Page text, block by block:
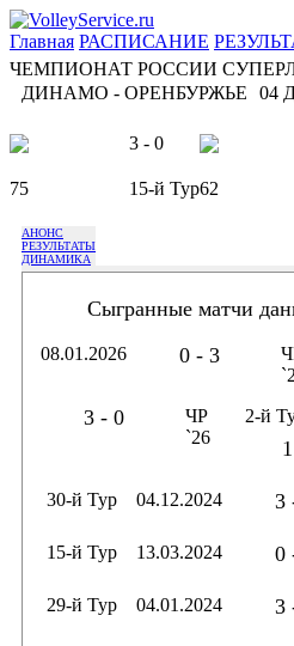
Главная РАСПИСАНИЕ
ЧЕМПИОНАТ РОССИИ
ДИНАМО - ОРЕНБУРЖЬЕ
04
3 - 0
75 15-й Тур62
АНОНС
РЕЗУЛЬТАТЫ
ДИНАМИКА
Сыгранные матчи
08.01.2026 0 - 3
3 - 0
ЧР
`26
2-й
30-й Тур
04.12.2024 3
15-й Тур
13.03.2024 0
29-й Тур
04.01.2024 3